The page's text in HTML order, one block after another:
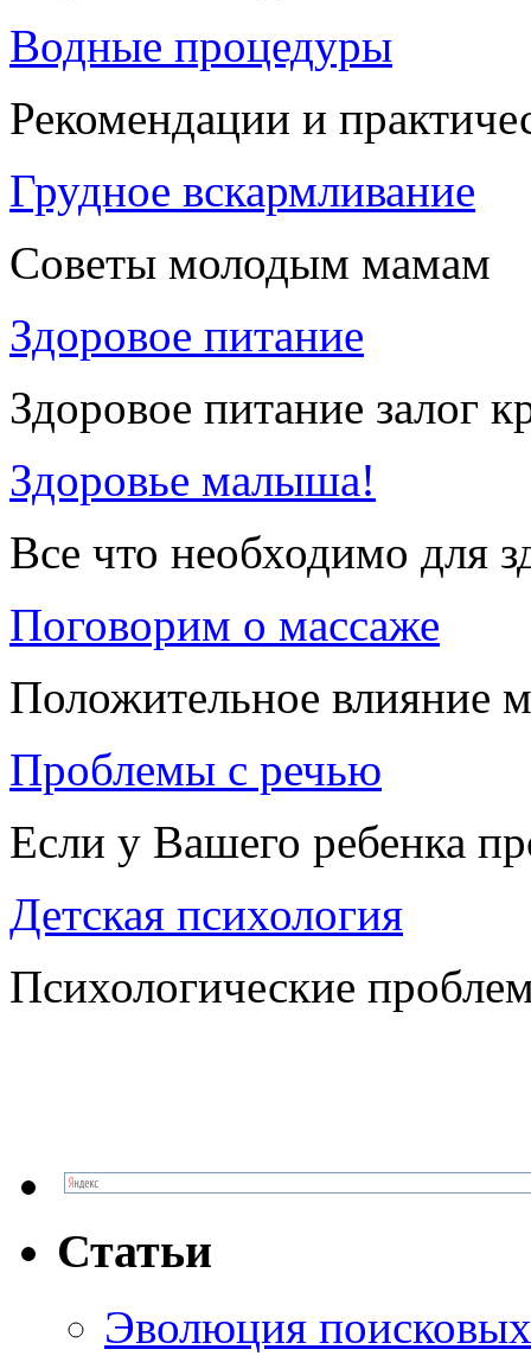
Водные процедуры
Рекомендации и
Грудное вскармливание
Советы молодым мамам
Здоровое питание
Здоровое питание залог
Здоровье малыша!
Все что необходимо для
Поговорим о массаже
Положительное влияние
Проблемы с речью
Если у Вашего ребенка
Детская психология
Психологические
Статьи
Эволюция